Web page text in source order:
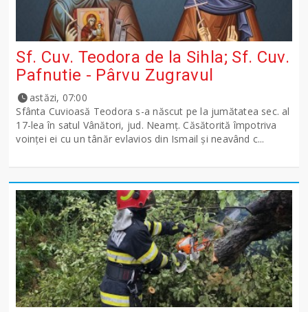
Sf. Cuv. Teodora de la Sihla; Sf. Cuv.
Pafnutie - Pârvu Zugravul
astăzi, 07:00
Sfânta Cuvioasă Teodora s-a născut pe la jumătatea sec. al
17-lea în satul Vânători, jud. Neamţ. Căsătorită împotriva
voinţei ei cu un tânăr evlavios din Ismail şi neavând c...